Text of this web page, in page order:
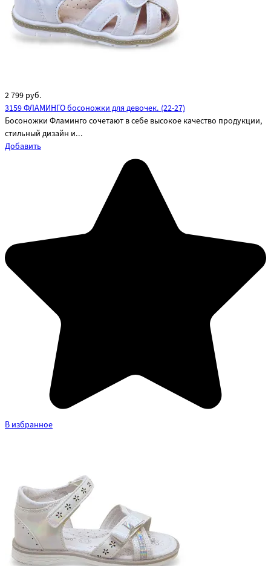
2 799 руб.
3159 ФЛАМИНГО босоножки для девочек. (22-27)
Босоножки Фламинго сочетают в себе высокое качество продукции,
стильный дизайн и...
Добавить
В избранное